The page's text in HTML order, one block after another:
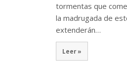
tormentas que
la madrugada de
extenderán…
Leer »